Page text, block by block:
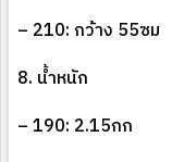
– 210: กว้าง 55ซม
8. น้ำหนัก
– 190: 2.15กก